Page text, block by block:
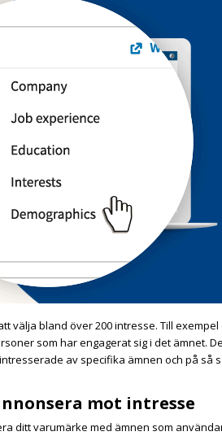
välja bland över 200 intresse. Till exempel
som har engagerat sig i det ämnet.
av specifika ämnen och på så
mot intresse
ditt varumärke med ämnen som